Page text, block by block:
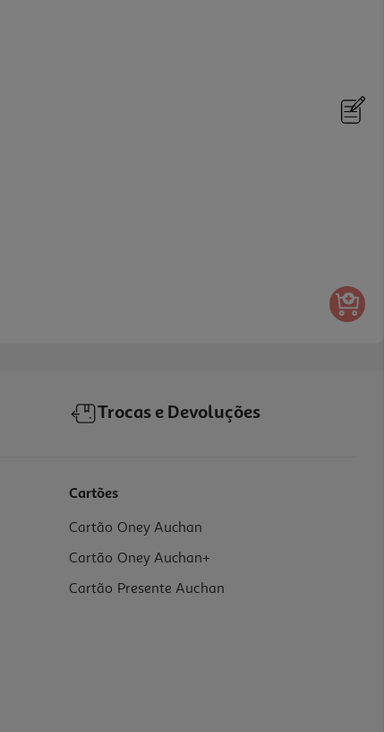
Trocas e Devoluções
Cartões
Cartão Oney Auchan
Cartão Oney Auchan+
Cartão Presente Auchan